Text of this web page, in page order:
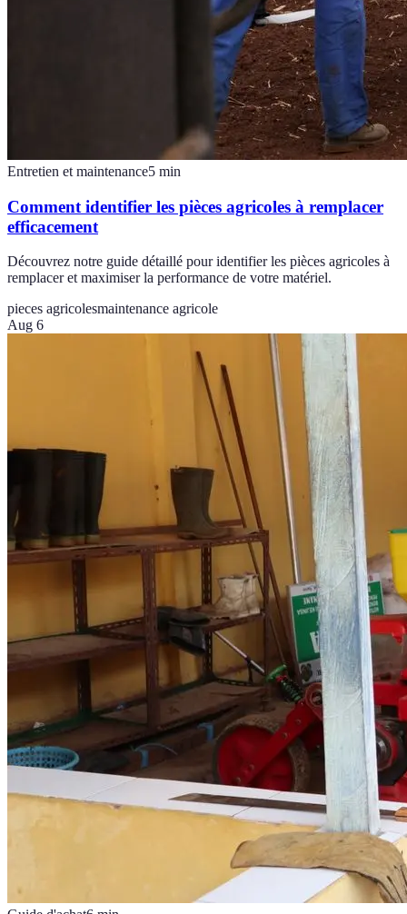
Entretien et maintenance5 min
Comment identifier les pièces agricoles à remplacer
efficacement
Découvrez notre guide détaillé pour identifier les pièces agricoles à
remplacer et maximiser la performance de votre matériel.
pieces agricolesmaintenance agricole
Aug 6